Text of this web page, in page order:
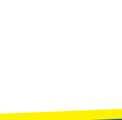
จังหวัดลำพูน ได้นำนักเรียนเข้าร่วม การ
รคำคณาทร จังหวัดลำพูน ได้ดำเนินกา